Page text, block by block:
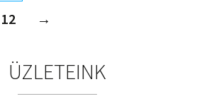
12 →
ÜZLETEINK